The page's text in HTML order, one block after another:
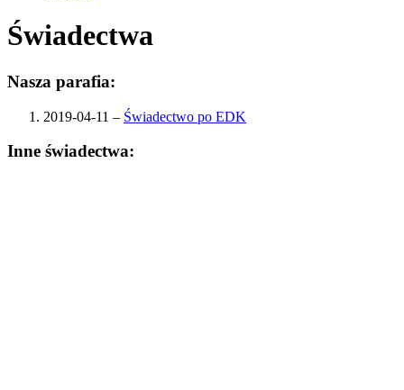
Świadectwa
Nasza parafia:
2019-04-11 – Świadectwo po EDK
Inne świadectwa: